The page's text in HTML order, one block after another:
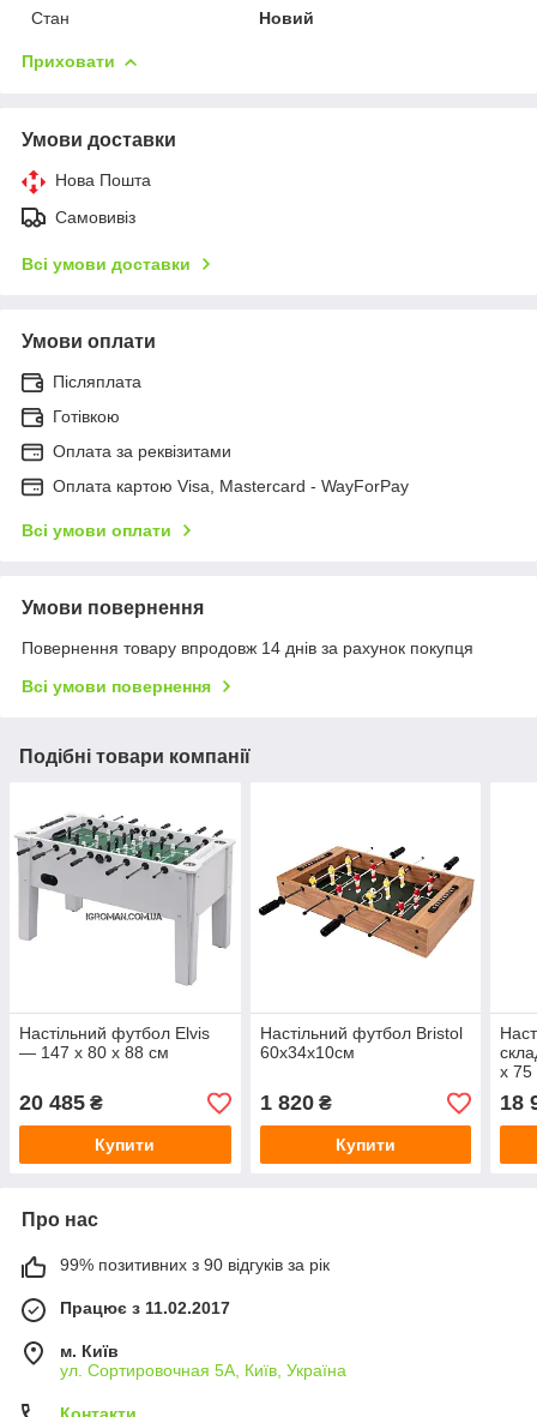
Стан
Новий
Приховати
Умови доставки
Нова Пошта
Самовивіз
Всі умови доставки
Умови оплати
Післяплата
Готівкою
Оплата за реквізитами
Оплата картою Visa, Mastercard - WayForPay
Всі умови оплати
Умови повернення
Повернення товару впродовж 14 днів за рахунок покупця
Всі умови повернення
Подібні товари компанії
Настільний футбол Elvis
— 147 x 80 x 88 см
20 485 ₴
Купити
Настільний футбол Bristol
60x34x10см
1 820₴
Купити
x 75
18
Про нас
99% позитивних з 90 відгуків за рік
Працює з 11.02.2017
м. Київ
ул. Сортировочная 5А, Київ, Україна